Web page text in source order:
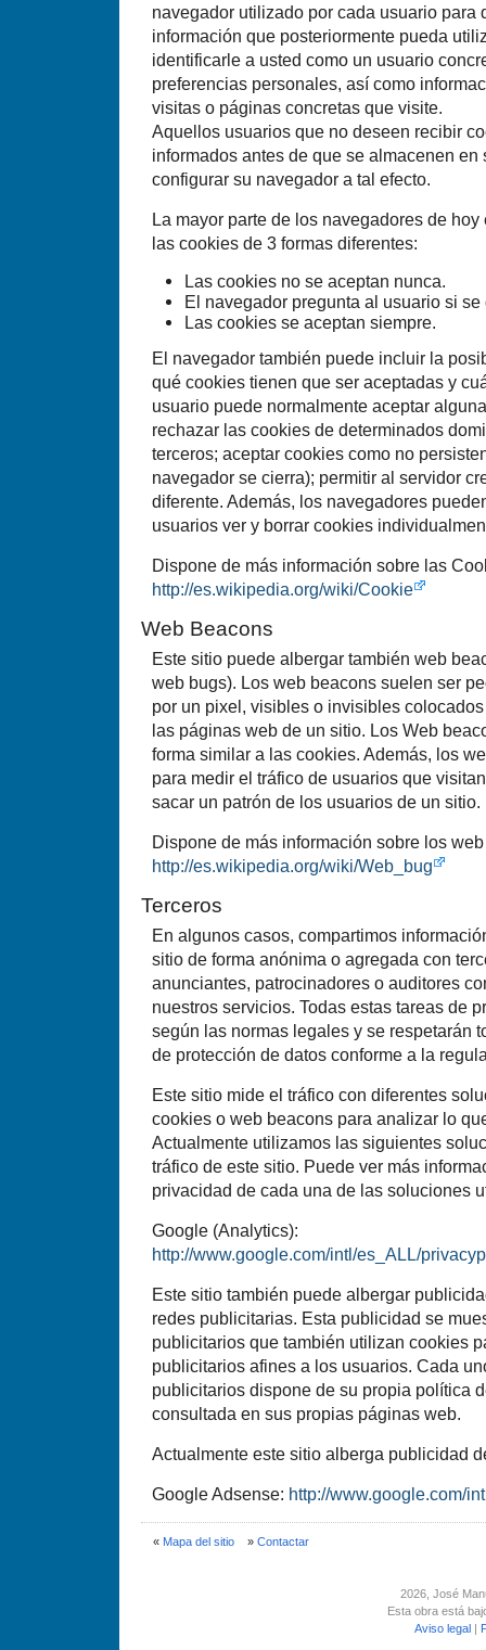
navegador utilizado por cada usuario para
información que posteriormente pueda
identificarle a usted como un usuario
preferencias personales, así como
visitas o páginas concretas que visite.
Aquellos usuarios que no deseen recibir
informados antes de que se almacenen en
configurar su navegador a tal efecto.
La mayor parte de los navegadores de
las cookies de 3 formas diferentes:
Las cookies no se aceptan nunca.
El navegador pregunta al usuario si
Las cookies se aceptan siempre.
El navegador también puede incluir la
qué cookies tienen que ser aceptadas y
usuario puede normalmente aceptar
rechazar las cookies de determinados
terceros; aceptar cookies como no
navegador se cierra); permitir al servidor
diferente. Además, los navegadores
usuarios ver y borrar cookies
Dispone de más información sobre las
http://es.wikipedia.org/wiki/Cookie
Web Beacons
Este sitio puede albergar también web
web bugs). Los web beacons suelen ser
por un pixel, visibles o invisibles
las páginas web de un sitio. Los Web
forma similar a las cookies. Además, los
para medir el tráfico de usuarios que
sacar un patrón de los usuarios de un sitio.
Dispone de más información sobre los
http://es.wikipedia.org/wiki/Web_bug
Terceros
En algunos casos, compartimos
sitio de forma anónima o agregada con
anunciantes, patrocinadores o auditores
nuestros servicios. Todas estas tareas de
según las normas legales y se respetarán
de protección de datos conforme a la
Este sitio mide el tráfico con diferentes
cookies o web beacons para analizar lo
Actualmente utilizamos las siguientes
tráfico de este sitio. Puede ver más
privacidad de cada una de las soluciones
Google (Analytics):
http://www.google.com/intl/es_ALL/
Este sitio también puede albergar
redes publicitarias. Esta publicidad se
publicitarios que también utilizan cookies
publicitarios afines a los usuarios. Cada
publicitarios dispone de su propia política
consultada en sus propias páginas web.
Actualmente este sitio alberga publicidad
Google Adsense: http://www.google.com/
« Mapa del sitio» Contactar
2026, José
Esta obra está
Aviso legal